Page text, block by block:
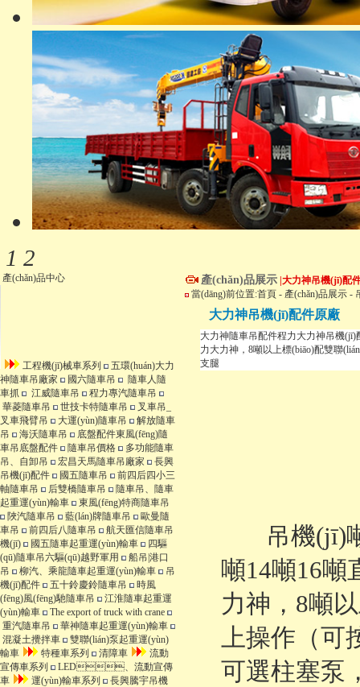
1 2
產(chǎn)品中心
工程機(jī)械車系列
五環(huán)大力
神隨車吊廠家
國六隨車吊
隨車人隨
車抓
江威隨車吊
程力專汽隨車吊
華菱隨車吊
世技卡特隨車吊
叉車吊_
叉車飛臂吊
大運(yùn)隨車吊
解放隨車
吊
海沃隨車吊
底盤配件東風(fēng)隨
車吊底盤配件
隨車吊價格
多功能隨車
吊、自卸吊
宏昌天馬隨車吊廠家
長興
吊機(jī)配件
國五隨車吊
前四后四小三
軸隨車吊
后雙橋隨車吊
隨車吊、隨車
起重運(yùn)輸車
東風(fēng)特商隨車吊
陜汽隨車吊
藍(lán)牌隨車吊
歐曼隨
車吊
前四后八隨車吊
航天匯信隨車吊
機(jī)
國五隨車起重運(yùn)輸車
四驅
(qū)隨車吊六驅(qū)越野軍用
船吊|港口
吊
柳汽、乘龍隨車起重運(yùn)輸車
吊
機(jī)配件
五十鈴慶鈴隨車吊
時風
(fēng)風(fēng)馳隨車吊
江淮隨車起重運
(yùn)輸車
The export of truck with crane
重汽隨車吊
華神隨車起重運(yùn)輸車
混凝土攪拌車
雙聯(lián)泵起重運(yùn)
輸車
特種車系列 清障車
流動
宣傳車系列
LED、流動宣傳
車
運(yùn)輸車系列
長興騰宇吊機
產(chǎn)品展示 |大力神吊機(jī)配
當(dāng)前位置:首頁 - 產(chǎn)品展示 -
大力神吊機(jī)配件原廠
大力神隨車吊配件程力大力神吊機(jī)
力大力神，8噸以上標(biāo)配雙聯
支腿
吊機(jī)噸
噸14噸16噸
力神，8噸
上操作（可
可選柱塞泵